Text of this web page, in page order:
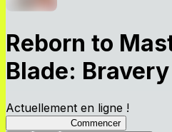
Reborn to
Blade: Bravery
Actuellement en ligne !
Commencer